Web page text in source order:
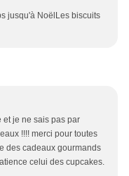
jusqu'à NoëlLes biscuits
et je ne sais pas par
!!!! merci pour toutes
des cadeaux gourmands
celui des cupcakes.